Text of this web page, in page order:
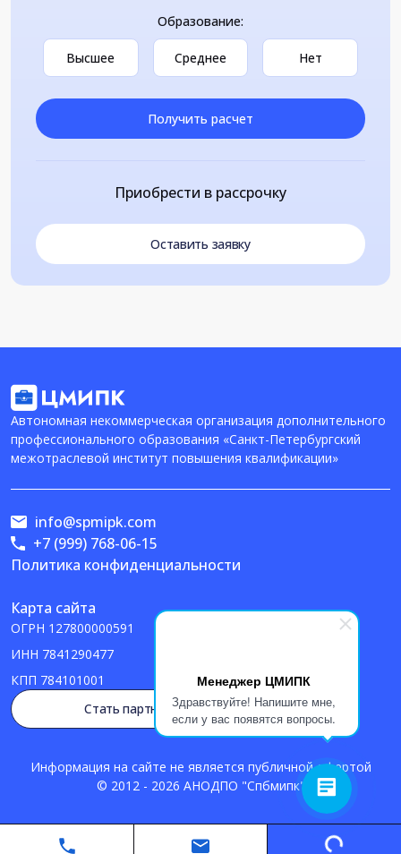
Менеджер ЦМИПК
Здравствуйте! Напишите мне,
если у вас появятся вопросы.
Loading...
Образование:
Высшее Среднее Нет
Получить расчет
Приобрести в рассрочку
Оставить заявку
Автономная некоммерческая организация дополнительного
профессионального образования «Санкт-Петербургский
межотраслевой институт повышения квалификации»
Политика конфиденциальности
Карта сайта
ОГРН 127800000591
ИНН 7841290477
КПП 784101001
info@spmipk.com
+7 (999) 768-06-15
Стать партнером
Информация на сайте не является публичной офертой
© 2012 - 2026 АНОДПО "Спбмипк"